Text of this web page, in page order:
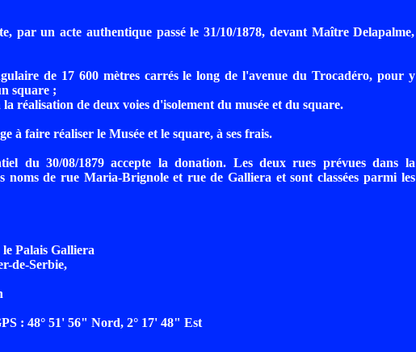
par un acte authentique passé le 31/10/1878, devant Maître Delapalme,
de 17 600 mètres carrés le long de l'avenue du Trocadéro, pour y
square ;
la réalisation de deux voies d'isolement du musée et du square.
à faire réaliser le Musée et le square, à ses frais.
du 30/08/1879 accepte la donation. Les deux rues prévues dans la
noms de rue Maria-Brignole et rue de Galliera et sont classées parmi les
Palais Galliera
de-Serbie,
: 48° 51' 56" Nord, 2° 17' 48" Est